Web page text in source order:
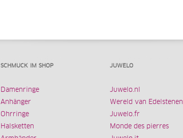
SCHMUCK IM SHOP
Damenringe
Anhänger
Ohrringe
Halsketten
JUWELO
Juwelo.nl
Wereld van Edelstenen
Juwelo.fr
Monde des pierres